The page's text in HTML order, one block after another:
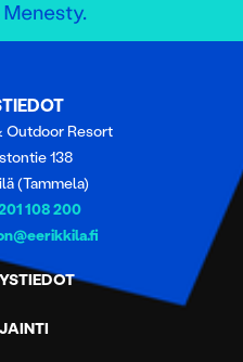
Outdoor Resort
138
(Tammela)
108 200